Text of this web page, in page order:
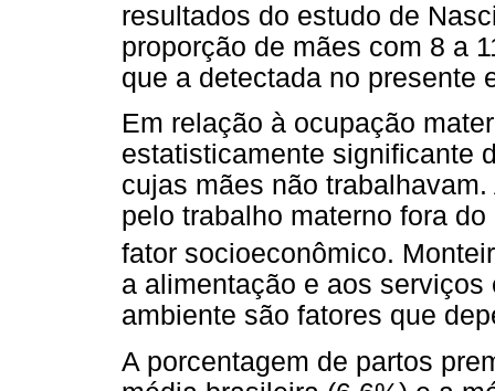
resultados do estudo de
proporção de mães com 8 a
que a detectada no presente
Em relação à ocupação
estatisticamente significante
cujas mães não
pelo trabalho materno fora
fator socioeconômico.
a alimentação e aos
ambiente são fatores que
A porcentagem de partos